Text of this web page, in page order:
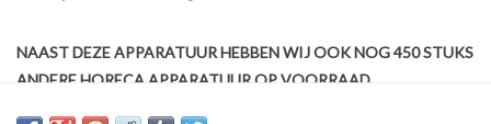
NAAST DEZE APPARATUUR HEBBEN WIJ OOK NOG 450 STUKS
ANDERE HORECA APPARATUUR OP VOORRAAD
Wij bieden aan een